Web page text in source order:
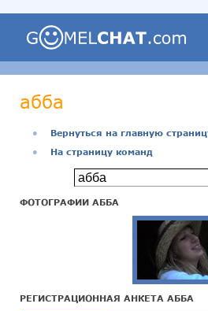
абба
●
Вернуться на главную
●
На страницу команд
ФОТОГРАФИИ АББА
РЕГИСТРАЦИОННАЯ АНКЕТА АББА